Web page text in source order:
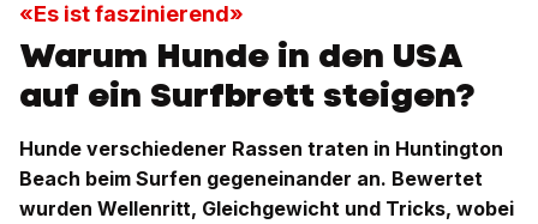
«Es ist faszinierend»
Warum Hunde in den USA
auf ein Surfbrett steigen?
Hunde verschiedener Rassen traten in Huntington
Beach beim Surfen gegeneinander an. Bewertet
wurden Wellenritt, Gleichgewicht und Tricks, wobei